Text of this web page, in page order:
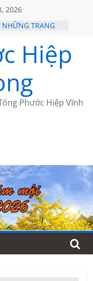
2026
TRANG
THÁI LÃO
HÀ
ANTH ĐOÀN
Hiệp
Phước Hiệp Vĩnh